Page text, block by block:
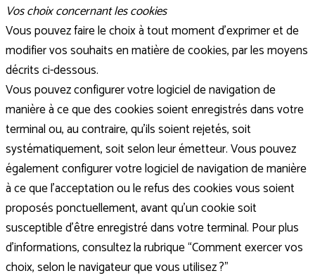
Vos choix concernant les cookies
Vous pouvez faire le choix à tout moment d’exprimer et de
modifier vos souhaits en matière de cookies, par les moyens
décrits ci-dessous.
Vous pouvez configurer votre logiciel de navigation de
manière à ce que des cookies soient enregistrés dans votre
terminal ou, au contraire, qu’ils soient rejetés, soit
systématiquement, soit selon leur émetteur. Vous pouvez
également configurer votre logiciel de navigation de manière
à ce que l’acceptation ou le refus des cookies vous soient
proposés ponctuellement, avant qu’un cookie soit
susceptible d’être enregistré dans votre terminal. Pour plus
d’informations, consultez la rubrique “Comment exercer vos
choix, selon le navigateur que vous utilisez ?”